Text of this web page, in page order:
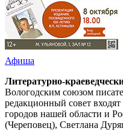
Афиша
Литературно-
Вологодским союзом
редакционный совет
городов нашей области и
(Череповец), Светлана